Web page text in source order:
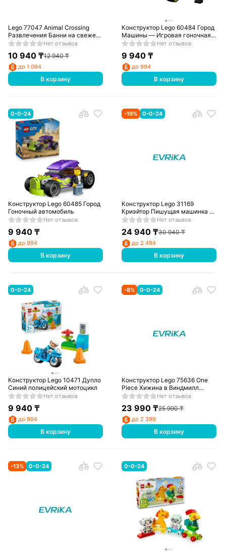
Lego 77047 Animal Crossing
Развлечения Банни на свежем
воздухе
Нет отзывов
10 940₸12 940₸
до 1 094
В корзину
Конструктор Lego 60484 Город
Машины — Игровая гоночная
машина
Нет отзывов
9 940 ₸
до 994
В корзину
0-0-24
Конструктор Lego 60485 Город
Гоночный автомобиль
Нет отзывов
9 940₸
до 994
В корзину
-19% 0-0-24
Конструктор Lego 31169
Криэйтор Пишущая машинка с
цветами
Нет отзывов
24 940 ₸30 940₸
до 2 494
В корзину
0-0-24
Конструктор Lego 10471 Дупло
Синий полицейский мотоцикл
Нет отзывов
9 940₸
до 994
В корзину
-8% 0-0-24
Конструктор Lego 75636 One
Piece Хижина в Виндмилл
Вилладж
Нет отзывов
23 990 ₸25 990₸
до 2 399
В корзину
-13% 0-0-24 0-0-24